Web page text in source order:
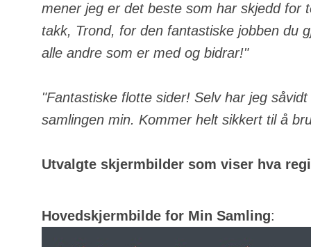
mener jeg er det beste som har skjedd for
takk, Trond, for den fantastiske jobben du
alle andre som er med og bidrar!"
"Fantastiske flotte sider! Selv har jeg
samlingen min. Kommer helt sikkert til å
Utvalgte skjermbilder som viser hva
Hovedskjermbilde for Min Samling: